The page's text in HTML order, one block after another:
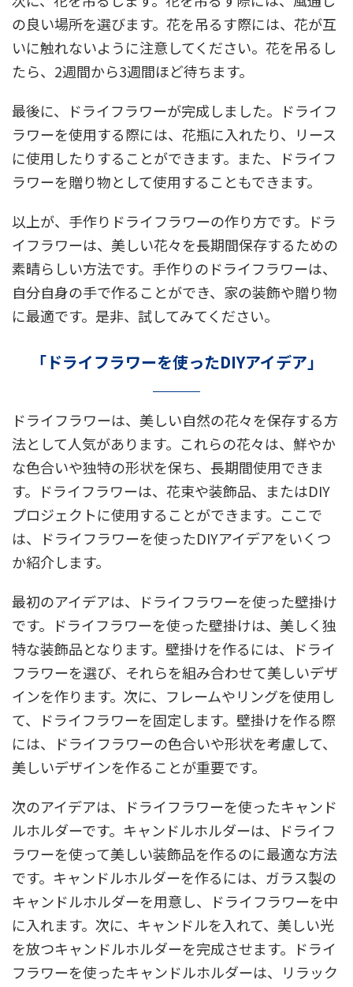
の良い場所を選びます。花を吊るす際には、花が互
いに触れないように注意してください。花を吊るし
たら、2週間から3週間ほど待ちます。
最後に、ドライフラワーが完成しました。ドライフ
ラワーを使用する際には、花瓶に入れたり、リース
に使用したりすることができます。また、ドライフ
ラワーを贈り物として使用することもできます。
以上が、手作りドライフラワーの作り方です。ドラ
イフラワーは、美しい花々を長期間保存するための
素晴らしい方法です。手作りのドライフラワーは、
自分自身の手で作ることができ、家の装飾や贈り物
に最適です。是非、試してみてください。
「ドライフラワーを使ったDIYアイデア」
ドライフラワーは、美しい自然の花々を保存する方
法として人気があります。これらの花々は、鮮やか
な色合いや独特の形状を保ち、長期間使用できま
す。ドライフラワーは、花束や装飾品、またはDIY
プロジェクトに使用することができます。ここで
は、ドライフラワーを使ったDIYアイデアをいくつ
か紹介します。
最初のアイデアは、ドライフラワーを使った壁掛け
です。ドライフラワーを使った壁掛けは、美しく独
特な装飾品となります。壁掛けを作るには、ドライ
フラワーを選び、それらを組み合わせて美しいデザ
インを作ります。次に、フレームやリングを使用し
て、ドライフラワーを固定します。壁掛けを作る際
には、ドライフラワーの色合いや形状を考慮して、
美しいデザインを作ることが重要です。
次のアイデアは、ドライフラワーを使ったキャンド
ルホルダーです。キャンドルホルダーは、ドライフ
ラワーを使って美しい装飾品を作るのに最適な方法
です。キャンドルホルダーを作るには、ガラス製の
キャンドルホルダーを用意し、ドライフラワーを中
に入れます。次に、キャンドルを入れて、美しい光
を放つキャンドルホルダーを完成させます。ドライ
フラワーを使ったキャンドルホルダーは、リラック